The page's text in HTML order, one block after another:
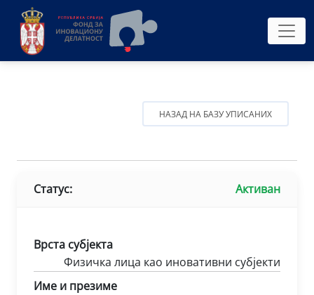
НАЗАД НА БАЗУ УПИСАНИХ
Статус: Активан
Врста субјекта
Физичка лица као иновативни субјекти
Име и презиме